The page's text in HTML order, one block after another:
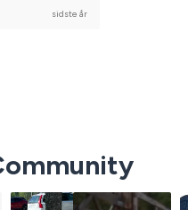
sidste år